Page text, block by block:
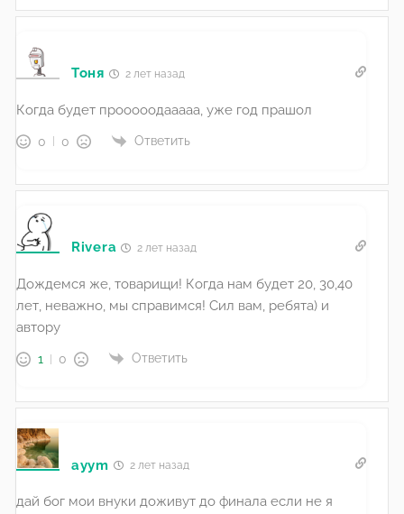
Тоня 2 лет назад
Когда будет прооооодааааа, уже год прашол
0 0 Ответить
Rivera 2 лет назад
Дождемся же, товарищи! Когда нам будет 20, 30,40
лет, неважно, мы справимся! Сил вам, ребята) и
автору
1 0 Ответить
ayym 2 лет назад
дай бог мои внуки доживут до финала если не я